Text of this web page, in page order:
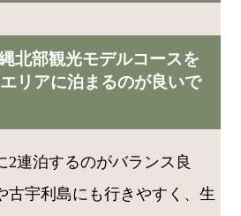
北部観光モデルコースを
リアに泊まるのが良いで
2連泊するのがバランス良
古宇利島にも行きやすく、生